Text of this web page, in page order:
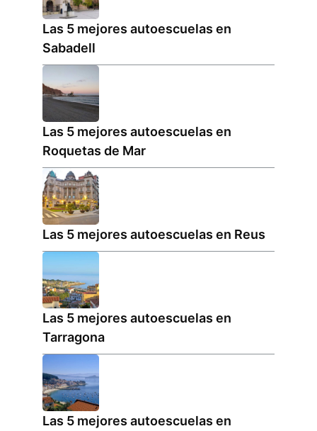
Las 5 mejores autoescuelas en
Sabadell
Las 5 mejores autoescuelas en
Roquetas de Mar
Las 5 mejores autoescuelas en Reus
Las 5 mejores autoescuelas en
Tarragona
Las 5 mejores autoescuelas en